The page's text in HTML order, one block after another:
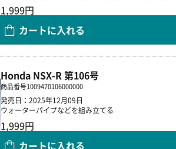
1,999円
カートに入れる
Honda NSX-R 第106号
商品番号1009470106000000
発売日：2025年12月09日
ウォーターパイプなどを組み立てる
1,999円
カートに入れる